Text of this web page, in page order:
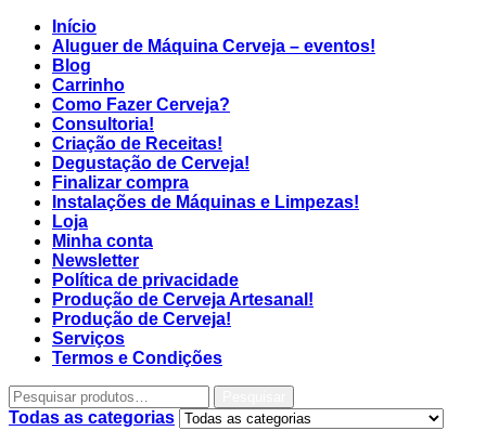
Início
Aluguer de Máquina Cerveja – eventos!
Blog
Carrinho
Como Fazer Cerveja?
Consultoria!
Criação de Receitas!
Degustação de Cerveja!
Finalizar compra
Instalações de Máquinas e Limpezas!
Loja
Minha conta
Newsletter
Política de privacidade
Produção de Cerveja Artesanal!
Produção de Cerveja!
Serviços
Termos e Condições
Todas as categorias